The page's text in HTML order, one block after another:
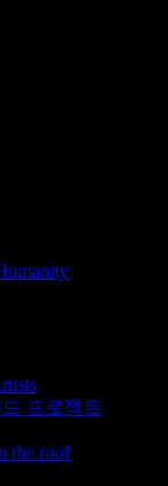
프로젝트
the roof